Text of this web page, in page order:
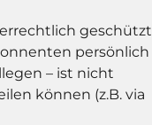
geschützt
persönlich
– ist nicht
können (z.B. via